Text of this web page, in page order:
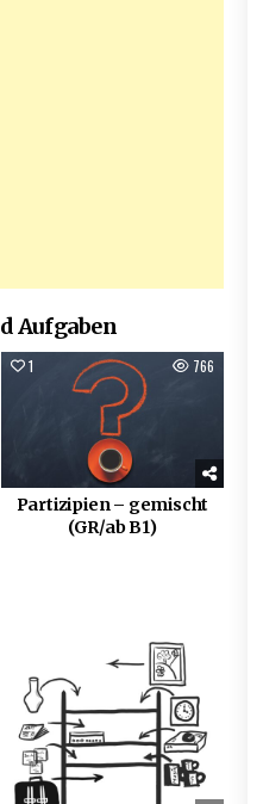
Aufgaben
1 766
Partizipien – gemischt
(GR/ab B1)